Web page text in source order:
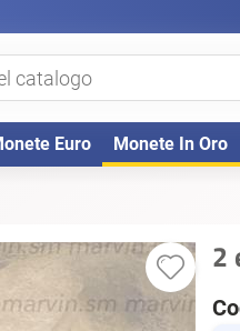
Euro Monete In Oro
2